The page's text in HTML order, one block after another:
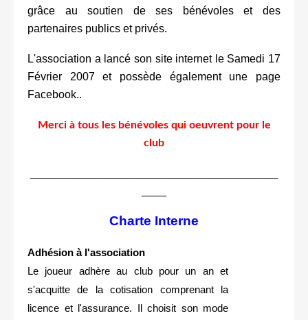
grâce au soutien de ses bénévoles et des
partenaires publics et privés.
L'association a lancé son site internet le Samedi 17
Février 2007 et possède également une page
Facebook..
Merci à tous les bénévoles qui oeuvrent pour le
club
Charte Interne
Adhésion à l'association
Le joueur adhère au club pour un an et
s'acquitte de la cotisation comprenant la
licence et l'assurance. Il choisit son mode